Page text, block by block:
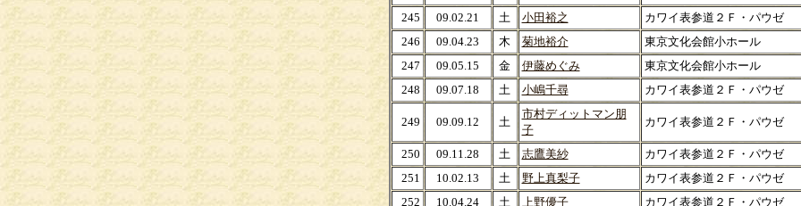
245
09.02.21 土 小田裕之
カワイ表参道２Ｆ・パウゼ
246
09.04.23 木 菊地裕介
東京文化会館小ホール
247
09.05.15 金 伊藤めぐみ
東京文化会館小ホール
248
09.07.18 土 小嶋千尋 カワイ表参道２Ｆ・パウゼ
249 09.09.12 土
市村ディットマン朋
子
カワイ表参道２Ｆ・パウゼ
250 09.11.28 土 志鷹美紗
カワイ表参道２Ｆ・パウゼ
251
10.02.13 土 野上真梨子
カワイ表参道２Ｆ・パウゼ
252
10.04.24 土 上野優子 カワイ表参道２Ｆ・パウゼ